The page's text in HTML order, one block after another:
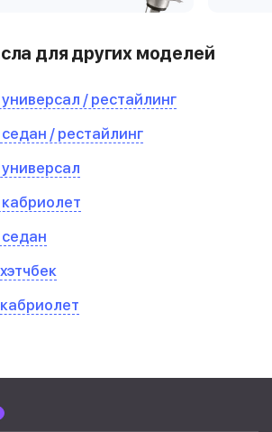
для других моделей
/ рестайлинг
/ рестайлинг